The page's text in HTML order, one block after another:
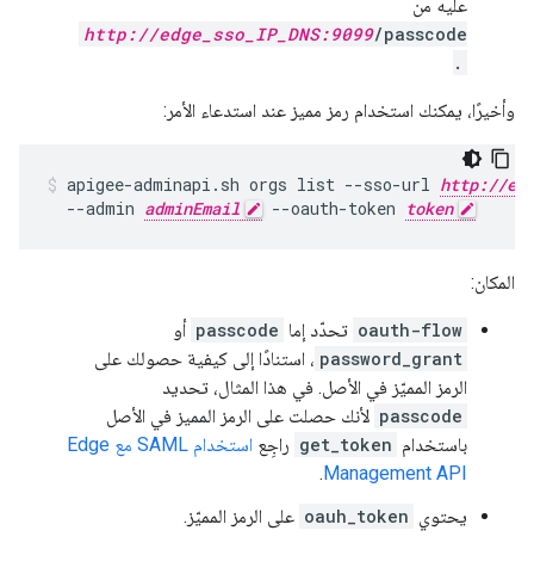
عليه من
http://edge_sso_IP_DNS:9099/passcode
.
وأخيرًا، يمكنك استخدام رمز مميز عند استدعاء الأمر:
apigee-adminapi.sh orgs list --sso-url http://
  --admin
adminEmail --oauth-token token
المكان:
oauth-flow تحدّد إما passcode أو
password_grant ، استنادًا إلى كيفية حصولك على
الرمز المميّز في الأصل. في هذا المثال، تحديد
passcode لأنك حصلت على الرمز المميز في الأصل
باستخدام get_token راجِع
استخدام SAML مع Edge
Management API
.
يحتوي oauh_token على الرمز المميّز.